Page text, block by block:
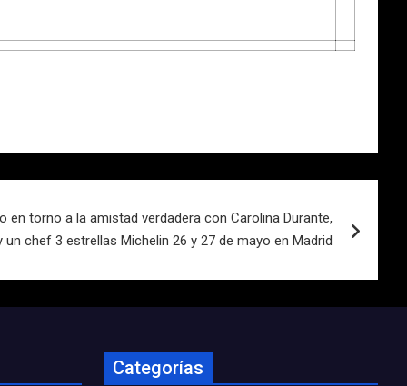
en torno a la amistad verdadera con Carolina Durante,
un chef 3 estrellas Michelin 26 y 27 de mayo en Madrid
Categorías